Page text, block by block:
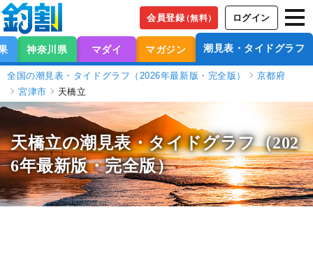
会員登録（無料） ログイン
神奈川県 マダイ マガジン 潮見表・タイドグラフ
全国の潮見表・タイドグラフ（2026年最新版・完全版）
京都府
宮津市
天橋立
天橋立の潮見表・タイドグラフ（202
6年最新版・完全版）